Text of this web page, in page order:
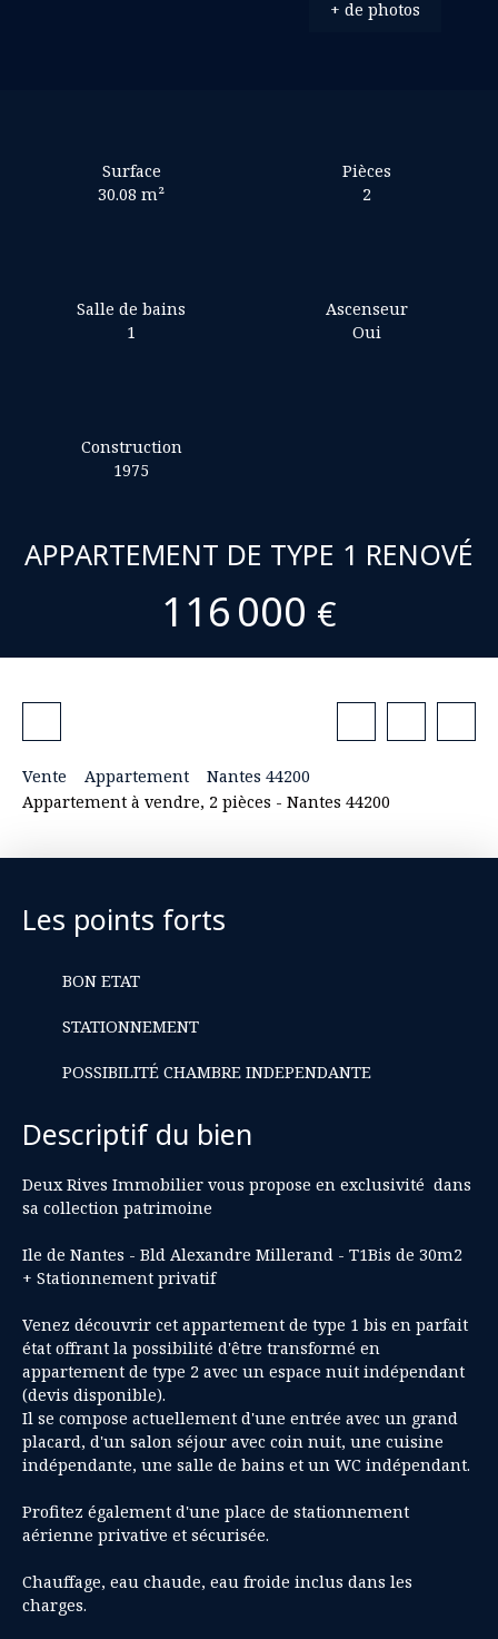
+ de photos
Surface
30.08m²
Pièces
2
Salle de bains
1
Ascenseur
Oui
Construction
1975
APPARTEMENT DE TYPE 1 RENOVÉ
116 000 €
Vente Appartement
Nantes 44200
Appartement à vendre, 2 pièces - Nantes 44200
Les points forts
BON ETAT
STATIONNEMENT
POSSIBILITÉ CHAMBRE INDEPENDANTE
Descriptif du bien
Deux Rives Immobilier vous propose en exclusivité dans
sa collection patrimoine
Ile de Nantes - Bld Alexandre Millerand - T1Bis de 30m2
+ Stationnement privatif
Venez découvrir cet appartement de type 1 bis en parfait
état offrant la possibilité d'être transformé en
appartement de type 2 avec un espace nuit indépendant
(devis disponible).
Il se compose actuellement d'une entrée avec un grand
placard, d'un salon séjour avec coin nuit, une cuisine
indépendante, une salle de bains et un WC indépendant.
Profitez également d'une place de stationnement
aérienne privative et sécurisée.
Chauffage, eau chaude, eau froide inclus dans les
charges.